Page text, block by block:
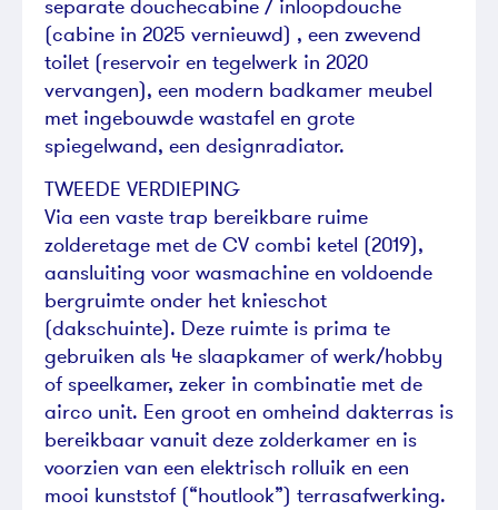
separate douchecabine / inloopdouche
(cabine in 2025 vernieuwd) , een zwevend
toilet (reservoir en tegelwerk in 2020
vervangen), een modern badkamer meubel
met ingebouwde wastafel en grote
spiegelwand, een designradiator.
TWEEDE VERDIEPING
Via een vaste trap bereikbare ruime
zolderetage met de CV combi ketel (2019),
aansluiting voor wasmachine en voldoende
bergruimte onder het knieschot
(dakschuinte). Deze ruimte is prima te
gebruiken als 4e slaapkamer of werk/hobby
of speelkamer, zeker in combinatie met de
airco unit. Een groot en omheind dakterras is
bereikbaar vanuit deze zolderkamer en is
voorzien van een elektrisch rolluik en een
mooi kunststof (“houtlook”) terrasafwerking.